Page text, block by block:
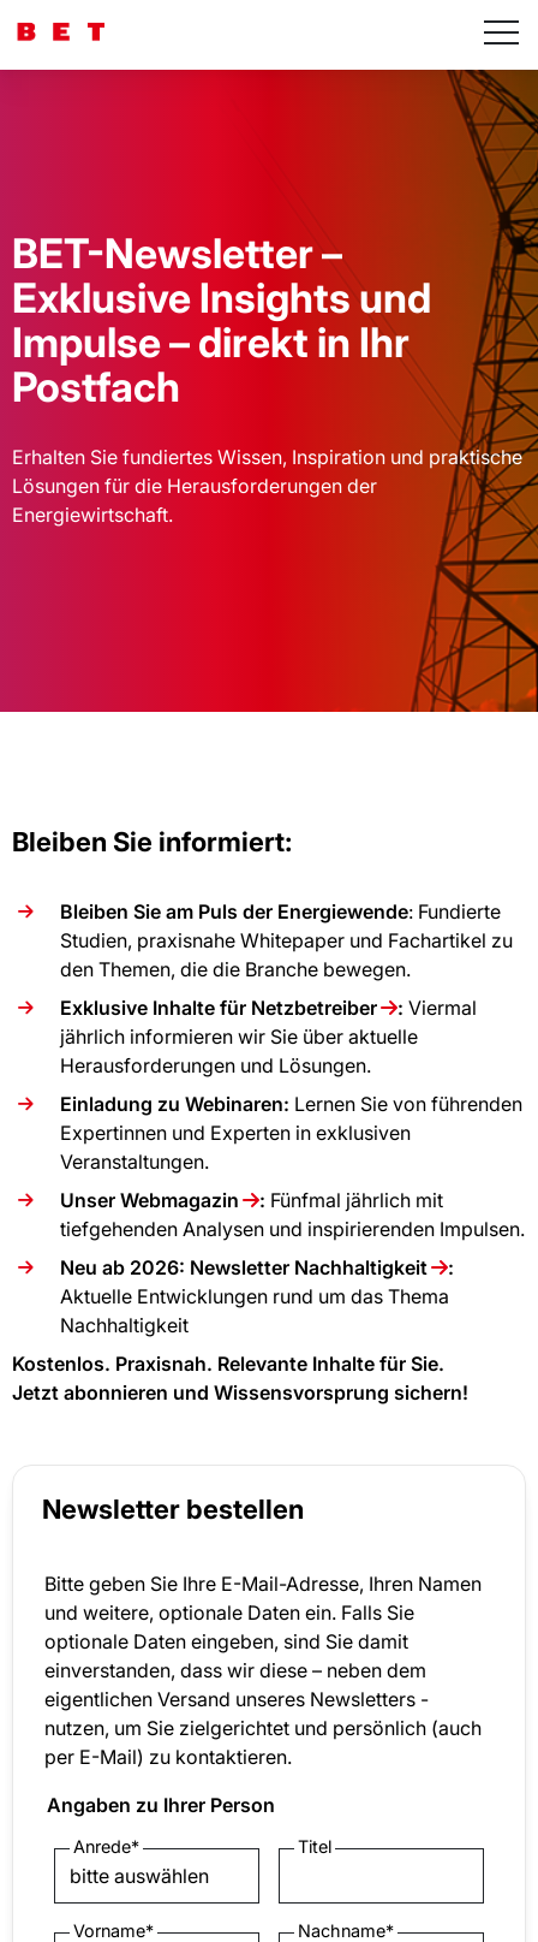
BET-Newsletter –
Exklusive Insights und
Impulse – direkt in Ihr
Postfach
Erhalten Sie fundiertes Wissen, Inspiration und praktische
Lösungen für die Herausforderungen der
Energiewirtschaft.
Bleiben Sie informiert:
Bleiben Sie am Puls der Energiewende: Fundierte
Studien, praxisnahe Whitepaper und Fachartikel zu
den Themen, die die Branche bewegen.
Exklusive Inhalte für Netzbetreiber
: Viermal
jährlich informieren wir Sie über aktuelle
Herausforderungen und Lösungen.
Einladung zu Webinaren: Lernen Sie von führenden
Expertinnen und Experten in exklusiven
Veranstaltungen.
Unser Webmagazin : Fünfmal jährlich mit
tiefgehenden Analysen und inspirierenden Impulsen.
Neu ab 2026: Newsletter Nachhaltigkeit
:
Aktuelle Entwicklungen rund um das Thema
Nachhaltigkeit
Kostenlos. Praxisnah. Relevante Inhalte für Sie.
Jetzt abonnieren und Wissensvorsprung sichern!
Newsletter bestellen
Bitte geben Sie Ihre E-Mail-Adresse, Ihren Namen
und weitere, optionale Daten ein. Falls Sie
optionale Daten eingeben, sind Sie damit
einverstanden, dass wir diese – neben dem
eigentlichen Versand unseres Newsletters -
nutzen, um Sie zielgerichtet und persönlich (auch
per E-Mail) zu kontaktieren.
Angaben zu Ihrer Person
Anrede* Titel
Vorname* Nachname*